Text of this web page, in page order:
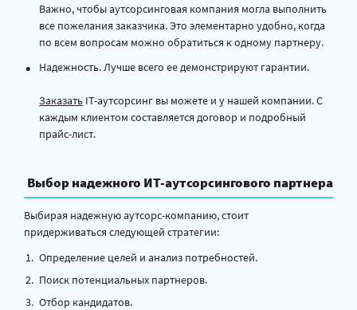
Важно, чтобы аутсорсинговая компания могла выполнить
все пожелания заказчика. Это элементарно удобно, когда
по всем вопросам можно обратиться к одному партнеру.
Надежность. Лучше всего ее демонстрируют гарантии.
Заказать IT-аутсорсинг вы можете и у нашей компании. С
каждым клиентом составляется договор и подробный
прайс-лист.
Выбор надежного ИТ-аутсорсингового партнера
Выбирая надежную аутсорс-компанию, стоит
придерживаться следующей стратегии:
Определение целей и анализ потребностей.
Поиск потенциальных партнеров.
Отбор кандидатов.